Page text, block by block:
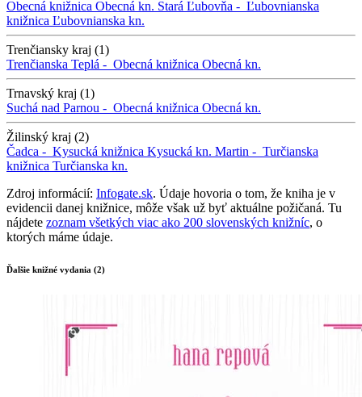
Obecná knižnica Obecná kn. Stará Ľubovňa - Ľubovnianska
knižnica Ľubovnianska kn.
Trenčiansky kraj (1)
Trenčianska Teplá - Obecná knižnica Obecná kn.
Trnavský kraj (1)
Suchá nad Parnou - Obecná knižnica Obecná kn.
Žilinský kraj (2)
Čadca - Kysucká knižnica Kysucká kn. Martin - Turčianska
knižnica Turčianska kn.
Zdroj informácií: Infogate.sk. Údaje hovoria o tom, že kniha je v
evidencii danej knižnice, môže však už byť aktuálne požičaná. Tu
nájdete zoznam všetkých viac ako 200 slovenských knižníc, o
ktorých máme údaje.
Ďalšie knižné vydania (2)